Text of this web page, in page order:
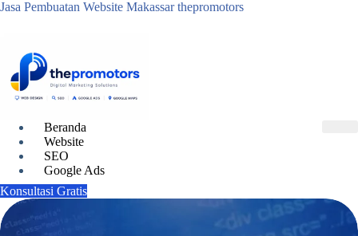
Jasa Pembuatan Website Makassar thepromotors
Beranda
Website
SEO
Google Ads
X
Konsultasi Gratis